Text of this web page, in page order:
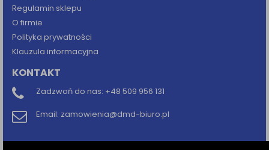
Regulamin sklepu
O firmie
Polityka prywatności
Klauzula informacyjna
KONTAKT
Zadzwoń do nas: +48 509 956 131
Email: zamowienia@dmd-biuro.pl